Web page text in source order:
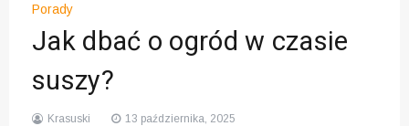
Porady
Jak dbać o ogród w czasie
suszy?
Krasuski 13 października, 2025